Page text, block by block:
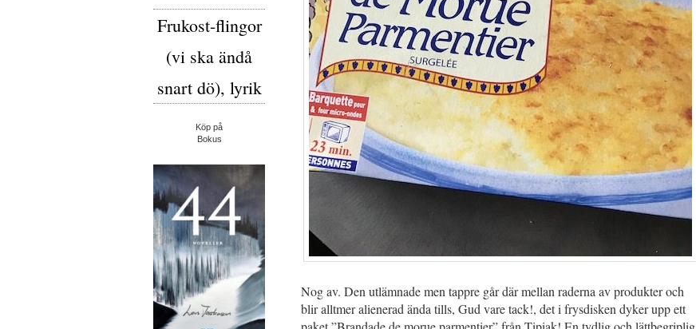
Nog av. Den utlämnade men tappre går där mellan raderna av produkter och
blir alltmer alienerad ända tills, Gud vare tack!, det i frysdisken dyker upp ett
Frukost-flingor
(vi ska ändå
snart dö), lyrik
Köp på
Bokus